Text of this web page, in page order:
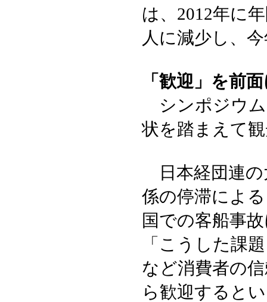
は、2012年に
人に減少し、
「歓迎」を前
シンポジウム
状を踏まえて
日本経団連の
係の停滞によ
国での客船事
「こうした課
など消費者の
ら歓迎すると